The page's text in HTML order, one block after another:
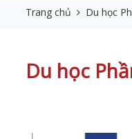
Trang chủ Du học
Du học